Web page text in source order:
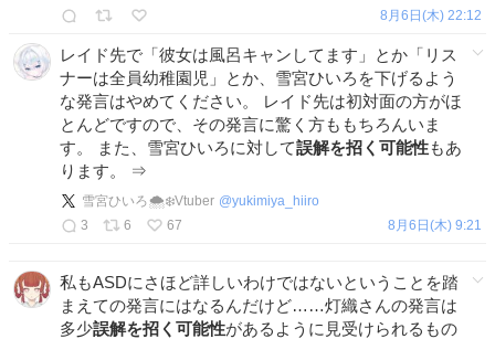
8月6日(木) 22:12
レイド先で「彼女は風呂キャンしてます」とか「リス
ナーは全員幼稚園児」とか、雪宮ひいろを下げるよう
な発言はやめてください。 レイド先は初対面の方がほ
とんどですので、その発言に驚く方ももちろんいま
す。 また、雪宮ひいろに対して誤解を招く可能性もあ
ります。 ⇒
雪宮ひいろ🌨️❄️Vtuber @yukimiya_hiiro
3
6 67 8月6日(木) 9:21
私もASDにさほど詳しいわけではないということを踏
まえての発言にはなるんだけど……灯織さんの発言は
多少誤解を招く可能性があるように見受けられるもの